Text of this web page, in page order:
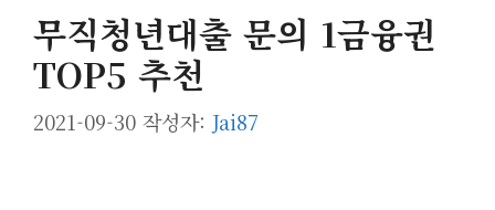
무직청년대출 문의 1금융권
TOP5 추천
2021-09-30 작성자: Jai87